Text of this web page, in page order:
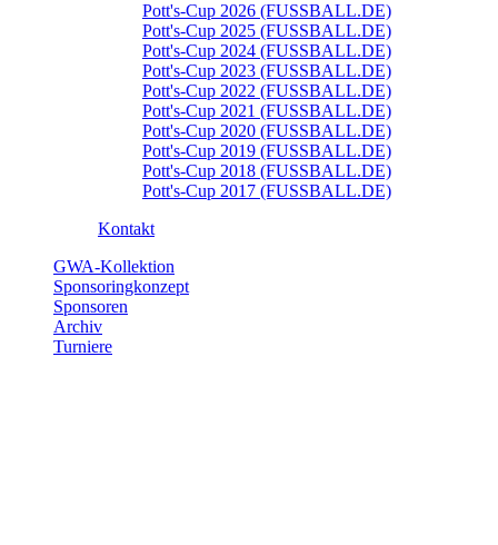
Pott's-Cup 2026 (FUSSBALL.DE)
Pott's-Cup 2025 (FUSSBALL.DE)
Pott's-Cup 2024 (FUSSBALL.DE)
Pott's-Cup 2023 (FUSSBALL.DE)
Pott's-Cup 2022 (FUSSBALL.DE)
Pott's-Cup 2021 (FUSSBALL.DE)
Pott's-Cup 2020 (FUSSBALL.DE)
Pott's-Cup 2019 (FUSSBALL.DE)
Pott's-Cup 2018 (FUSSBALL.DE)
Pott's-Cup 2017 (FUSSBALL.DE)
Kontakt
GWA-Kollektion
Sponsoringkonzept
Sponsoren
Archiv
Turniere